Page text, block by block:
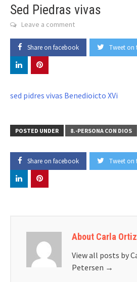
Sed Piedras vivas
Leave a comment
Share on facebook Tweet on
sed pidres vivas Benedioicto XVi
POSTED UNDER 8.-PERSONA CON DIOS
Share on facebook Tweet on
About Carla
View all posts by
Petersen →